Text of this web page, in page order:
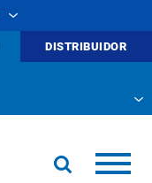
DISTRIBUIDOR